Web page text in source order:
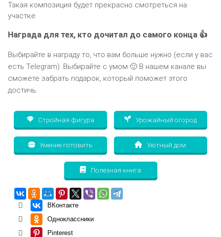
Такая композиция будет прекрасно смотреться на
участке.
Награда для тех, кто дочитал до самого конца 👍
Выбирайте в награду то, что вам больше нужно (если у вас
есть Telegram). Выбирайте с умом 🙂 В нашем канале вы
сможете забрать подарок, который поможет этого
достичь.
Стройная фигура Урожайный огород
Умение готовить Уютный дом
Полезная книга
ВКонтакте
Одноклассники
Pinterest